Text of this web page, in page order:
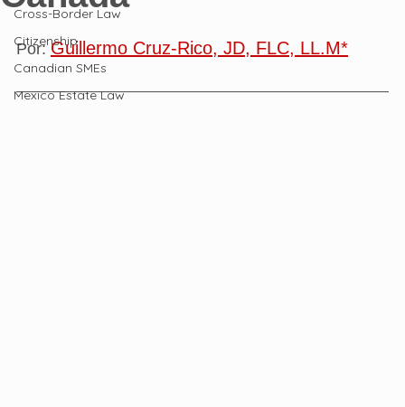
Cross-Border Law
Citizenship
Canadian SMEs
Mexico Estate Law
Por: Guillermo Cruz-Rico, JD, FLC, LL.M*